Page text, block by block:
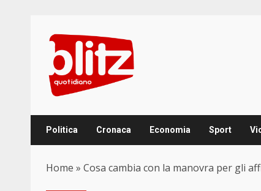
content
Politica Cronaca Economia Sport
Home » Cosa cambia con la manovra per gli